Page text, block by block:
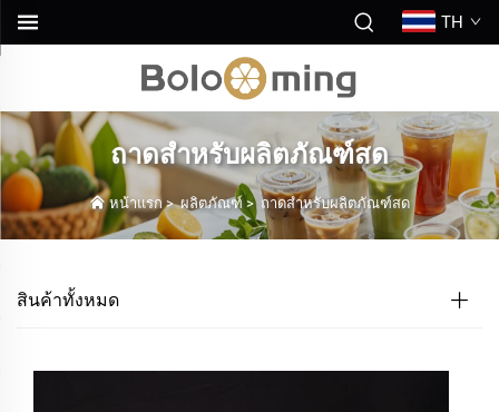
TH
ถาดสำหรับผลิตภัณฑ์สด
หน้าแรก>ผลิตภัณฑ์ > ถาดสำหรับผลิตภัณฑ์สด
สินค้าทั้งหมด